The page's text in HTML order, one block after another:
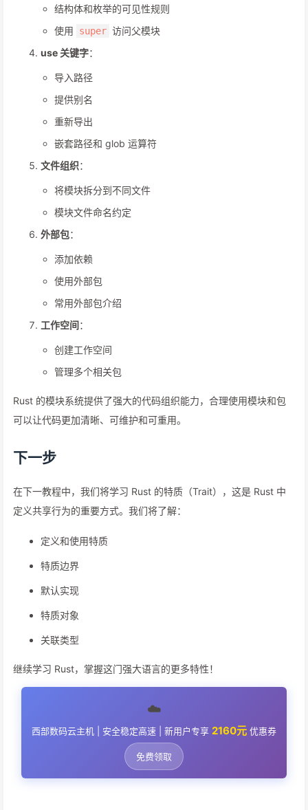
结构体和枚举的可见性规则
使用
super 访问父模块
use 关键字：
导入路径
提供别名
重新导出
嵌套路径和 glob 运算符
文件组织：
将模块拆分到不同文件
模块文件命名约定
外部包：
添加依赖
使用外部包
常用外部包介绍
工作空间：
创建工作空间
管理多个相关包
Rust 的模块系统提供了强大的代码组织能力，合理使用模块和包
可以让代码更加清晰、可维护和可重用。
下一步
在下一教程中，我们将学习 Rust 的特质（Trait），这是 Rust 中
定义共享行为的重要方式。我们将了解：
定义和使用特质
特质边界
默认实现
特质对象
关联类型
继续学习 Rust，掌握这门强大语言的更多特性！
☁️
西部数码云主机 | 安全稳定高速 | 新用户专享 2160元 优惠券
免费领取